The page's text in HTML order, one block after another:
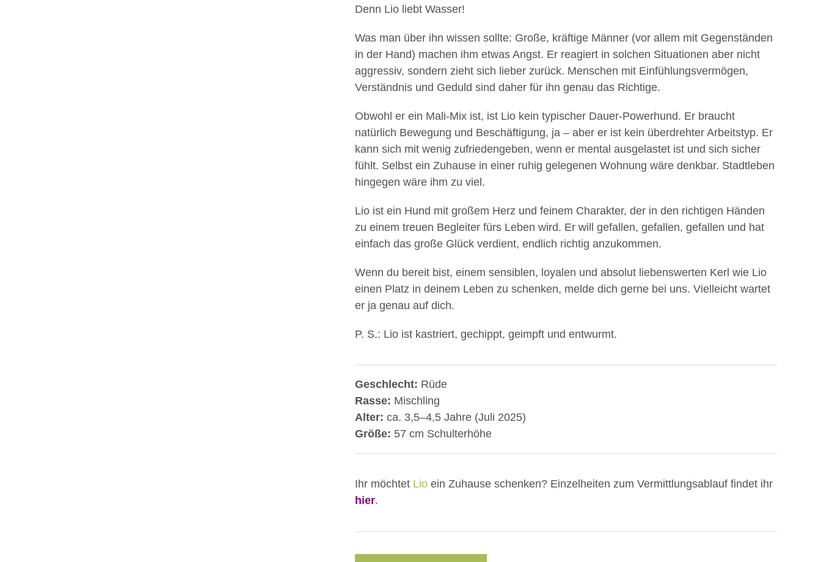
Denn Lio liebt Wasser!
Was man über ihn wissen sollte: Große, kräftige Männer (vor allem mit Gegenständen
in der Hand) machen ihm etwas Angst. Er reagiert in solchen Situationen aber nicht
aggressiv, sondern zieht sich lieber zurück. Menschen mit Einfühlungsvermögen,
Verständnis und Geduld sind daher für ihn genau das Richtige.
Obwohl er ein Mali-Mix ist, ist Lio kein typischer Dauer-Powerhund. Er braucht
natürlich Bewegung und Beschäftigung, ja – aber er ist kein überdrehter Arbeitstyp. Er
kann sich mit wenig zufriedengeben, wenn er mental ausgelastet ist und sich sicher
fühlt. Selbst ein Zuhause in einer ruhig gelegenen Wohnung wäre denkbar. Stadtleben
hingegen wäre ihm zu viel.
Lio ist ein Hund mit großem Herz und feinem Charakter, der in den richtigen Händen
zu einem treuen Begleiter fürs Leben wird. Er will gefallen, gefallen, gefallen und hat
einfach das große Glück verdient, endlich richtig anzukommen.
Wenn du bereit bist, einem sensiblen, loyalen und absolut liebenswerten Kerl wie Lio
einen Platz in deinem Leben zu schenken, melde dich gerne bei uns. Vielleicht wartet
er ja genau auf dich.
P. S.: Lio ist kastriert, gechippt, geimpft und entwurmt.
Geschlecht: Rüde
Rasse: Mischling
Alter: ca. 3,5–4,5 Jahre (Juli 2025)
Größe: 57 cm Schulterhöhe
Ihr möchtet Lioein Zuhause schenken? Einzelheiten zum Vermittlungsablauf findet ihr
hier.